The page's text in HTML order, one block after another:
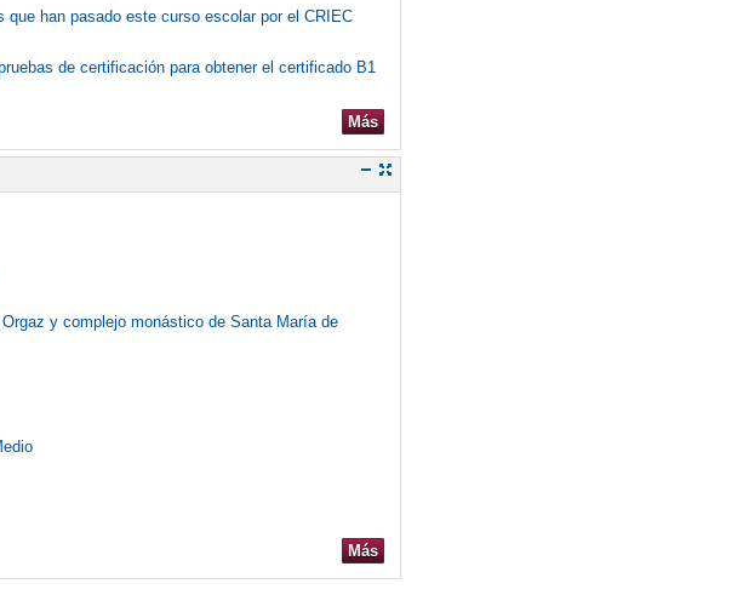
han pasado este curso escolar por el CRIEC
de certificación para obtener el certificado B1
Más
y complejo monástico de Santa María de
Más